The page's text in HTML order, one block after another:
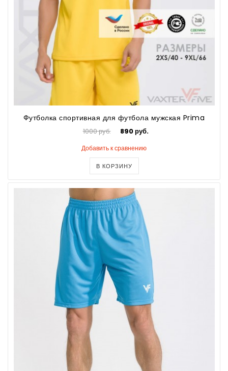
Футболка спортивная для футбола мужская Prima
1000 руб. 890 руб.
Добавить к сравнению
В КОРЗИНУ